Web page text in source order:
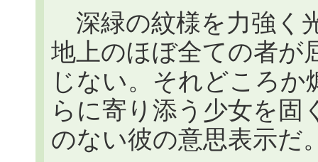
深緑の紋様を力強く
地上のほぼ全ての者が
じない。それどころ
らに寄り添う少女を固
のない彼の意思表示だ